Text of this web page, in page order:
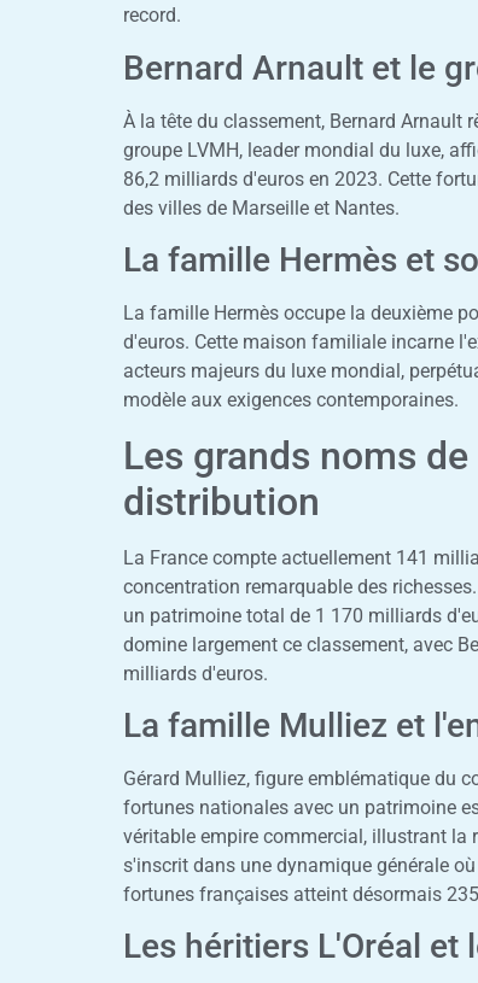
record.
Bernard Arnault et le
À la tête du classement, Bernard Arnault
groupe LVMH, leader mondial du luxe,
86,2 milliards d'euros en 2023. Cette
des villes de Marseille et Nantes.
La famille Hermès et
La famille Hermès occupe la deuxième
d'euros. Cette maison familiale incarne
acteurs majeurs du luxe mondial,
modèle aux exigences contemporaines.
Les grands noms
distribution
La France compte actuellement 141
concentration remarquable des
un patrimoine total de 1 170 milliards
domine largement ce classement, avec
milliards d'euros.
La famille Mulliez et
Gérard Mulliez, figure emblématique du
fortunes nationales avec un patrimoine
véritable empire commercial, illustrant la
s'inscrit dans une dynamique générale
fortunes françaises atteint désormais
Les héritiers L'Oréal